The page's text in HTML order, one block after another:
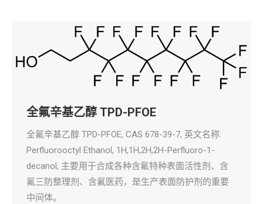
全氟辛基乙醇 TPD-PFOE
全氟辛基乙醇 TPD-PFOE, CAS 678-39-7, 英文名称:
Perfluorooctyl Ethanol, 1H,1H,2H,2H-Perfluoro-1-
decanol, 主要用于合成各种含氟特种表面活性剂、含
氟三防整理剂、含氟医药，是生产表面防护剂的重要
中间体。